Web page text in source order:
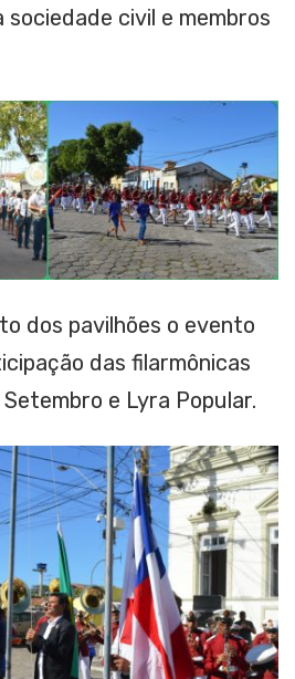
civil e membros
dos pavilhões o evento
das filarmônicas
e Lyra Popular.